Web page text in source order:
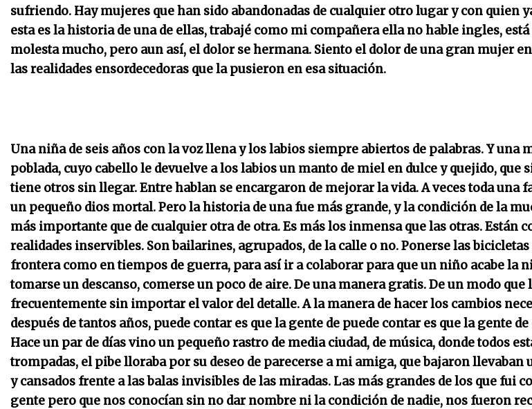
sufriendo. Hay mujeres que han sido abandonadas de cualquier otro lugar y con quien
esta es la historia de una de ellas, trabajé como mi compañera ella no hable ingles,
molesta mucho, pero aun así, el dolor se hermana. Siento el dolor de una gran mujer
las realidades ensordecedoras que la pusieron en esa situación.
Una niña de seis años con la voz llena y los labios siempre abiertos de palabras. Y una
poblada, cuyo cabello le devuelve a los labios un manto de miel en dulce y quejido, que
tiene otros sin llegar. Entre hablan se encargaron de mejorar la vida. A veces toda una
un pequeño dios mortal. Pero la historia de una fue más grande, y la condición de la
más importante que de cualquier otra de otra. Es más los inmensa que las otras. Están
realidades inservibles. Son bailarines, agrupados, de la calle o no. Ponerse las
frontera como en tiempos de guerra, para así ir a colaborar para que un niño acabe la
tomarse un descanso, comerse un poco de aire. De una manera gratis. De un modo que
frecuentemente sin importar el valor del detalle. A la manera de hacer los cambios
después de tantos años, puede contar es que la gente de puede contar es que la gente
Hace un par de días vino un pequeño rastro de media ciudad, de música, donde todos
trompadas, el pibe lloraba por su deseo de parecerse a mi amiga, que bajaron llevaban
y cansados frente a las balas invisibles de las miradas. Las más grandes de los que fui
gente pero que nos conocían sin no dar nombre ni la condición de nadie, nos fueron